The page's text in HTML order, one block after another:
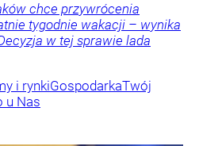
chce przywrócenia
tygodnie wakacji – wynika
w tej sprawie lada
i rynkiGospodarkaTwój
u Nas